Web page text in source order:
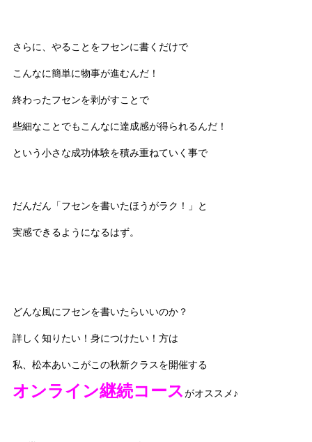
さらに、やることをフセンに書くだけで
こんなに簡単に物事が進むんだ！
終わったフセンを剥がすことで
些細なことでもこんなに達成感が得られるんだ！
という小さな成功体験を積み重ねていく事で
だんだん「フセンを書いたほうがラク！」と
実感できるようになるはず。
どんな風にフセンを書いたらいいのか？
詳しく知りたい！身につけたい！方は
私、松本あいこがこの秋新クラスを開催する
オンライン継続コースがオススメ♪